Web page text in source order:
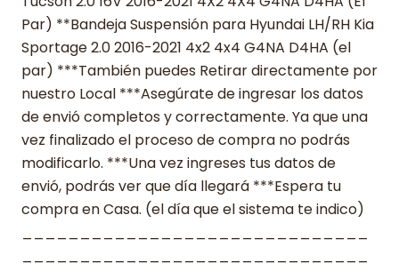
Par) **Bandeja Suspensión para Hyundai LH/RH Kia
Sportage 2.0 2016-2021 4x2 4x4 G4NA D4HA (el
par) ***También puedes Retirar directamente por
nuestro Local ***Asegúrate de ingresar los datos
de envió completos y correctamente. Ya que una
vez finalizado el proceso de compra no podrás
modificarlo. ***Una vez ingreses tus datos de
envió, podrás ver que día llegará ***Espera tu
compra en Casa. (el día que el sistema te indico)